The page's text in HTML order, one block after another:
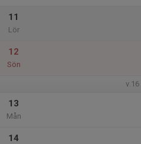
11
Lör
12
Sön
v.16
13
Mån
14